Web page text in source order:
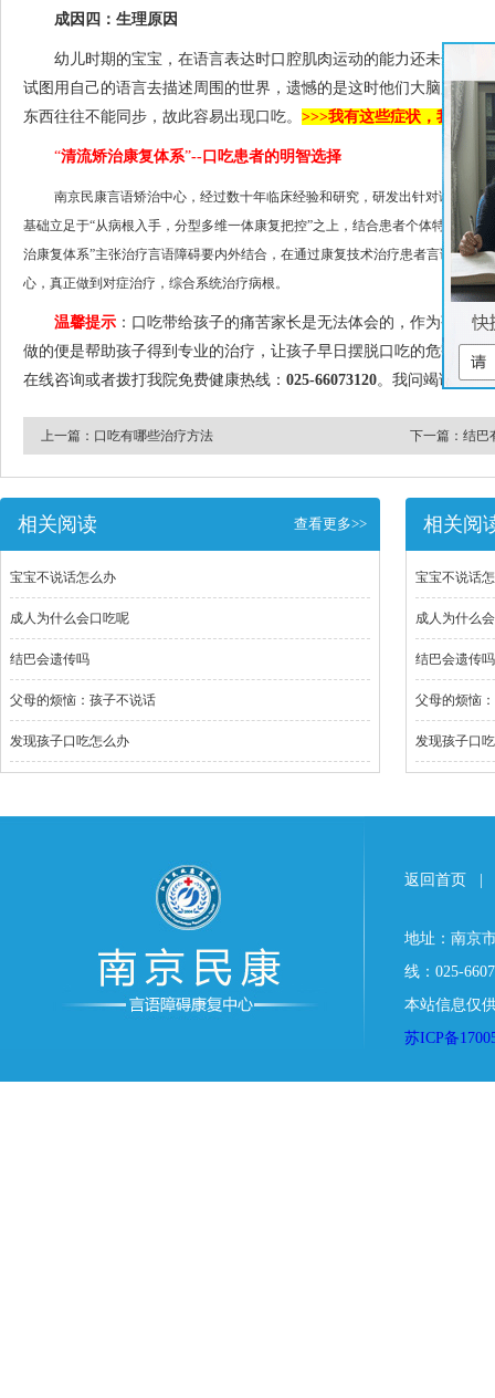
成因四：生理原因
幼儿时期的宝宝，在语言表达时口腔肌肉运动的能力还未达到可
试图用自己的语言去描述周围的世界，遗憾的是这时他们大脑所想
东西往往不能同步，故此容易出现口吃。 >>>我有这些症状，我要怎
“清流矫治康复体系”--口吃患者的明智选择
南京民康言语矫治中心，经过数十年临床经验和研究，研发出针对语言障
基础立足于“从病根入手，分型多维一体康复把控”之上，结合患者个体特性及致
治康复体系”主张治疗言语障碍要内外结合，在通过康复技术治疗患者言语障碍
心，真正做到对症治疗，综合系统治疗病根。
温馨提示 ：口吃带给孩子的痛苦家长是无法体会的，作为孩子
做的便是帮助孩子得到专业的治疗，让孩子早日摆脱口吃的危害，
在线咨询或者拨打我院免费健康热线： 025-66073120。我问竭诚为您
上一篇： 口吃有哪些治疗方法 下一篇： 结巴
相关阅读 查看更多>>
宝宝不说话怎么办
成人为什么会口吃呢
结巴会遗传吗
父母的烦恼：孩子不说话
发现孩子口吃怎么办
相关阅
宝宝不说话
成人为什么
结巴会遗传吗
父母的烦恼
发现孩子口
返回首页
地址：南京
线：025-
本站信息仅
苏ICP备